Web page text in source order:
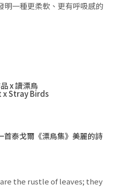
明一種更柔軟、更有呼吸感的
x 讀漂鳥
x Stray Birds
首泰戈爾《漂鳥集》美麗的詩
the rustle of leaves; they